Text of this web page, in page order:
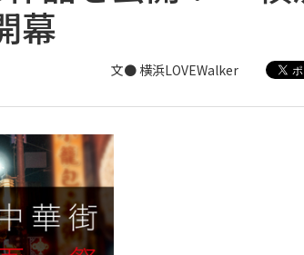
幕
文● 横浜LOVEWalker